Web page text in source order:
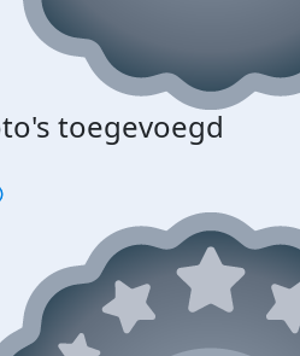
toegevoegd